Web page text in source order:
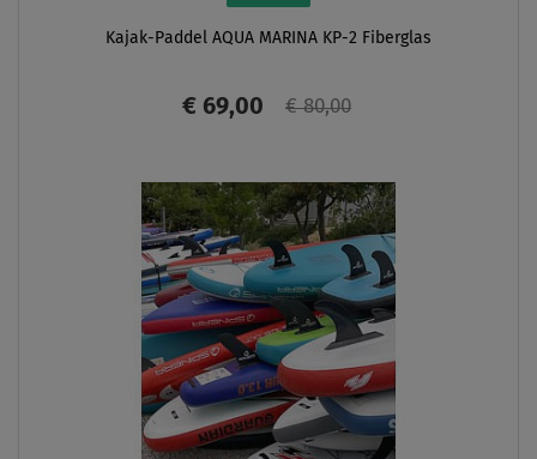
Kajak-Paddel AQUA MARINA KP-2 Fiberglas
€ 69,00 € 80,00
ANZEIGEN